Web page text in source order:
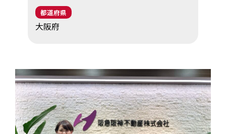
EV・充電の基礎知識
設置・月額費用0円で導入できる理由
セミナー情報
ニュース・展示会情報
都道府県
大阪府